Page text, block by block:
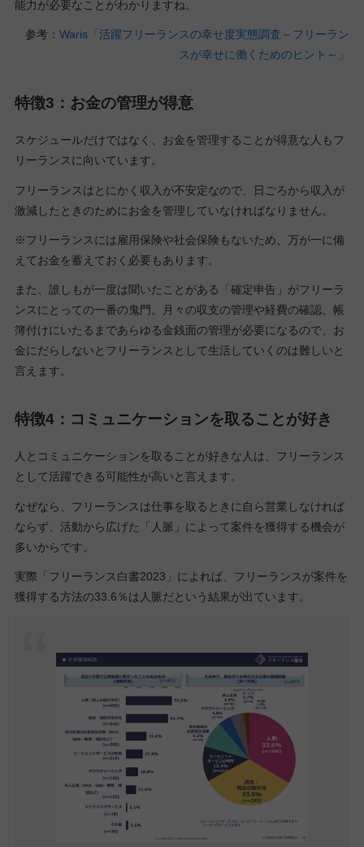
能力が必要なことがわかりますね。
参考：Waris「活躍フリーランスの幸せ度実態調査～フリーラン
スが幸せに働くためのヒント～」
特徴3：お金の管理が得意
スケジュールだけではなく、お金を管理することが得意な人もフ
リーランスに向いています。
フリーランスはとにかく収入が不安定なので、日ごろから収入が
激減したときのためにお金を管理していなければなりません。
※フリーランスには雇用保険や社会保険もないため、万が一に備
えてお金を蓄えておく必要もあります。
また、誰しもが一度は聞いたことがある「確定申告」がフリーラ
ンスにとっての一番の鬼門。月々の収支の管理や経費の確認、帳
簿付けにいたるまであらゆる金銭面の管理が必要になるので、お
金にだらしないとフリーランスとして生活していくのは難しいと
言えます。
特徴4：コミュニケーションを取ることが好き
人とコミュニケーションを取ることが好きな人は、フリーランス
として活躍できる可能性が高いと言えます。
なぜなら、フリーランスは仕事を取るときに自ら営業しなければ
ならず、活動から広げた「人脈」によって案件を獲得する機会が
多いからです。
実際「フリーランス白書2023」によれば、フリーランスが案件を
獲得する方法の33.6％は人脈だという結果が出ています。